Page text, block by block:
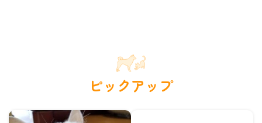
ピックアップ